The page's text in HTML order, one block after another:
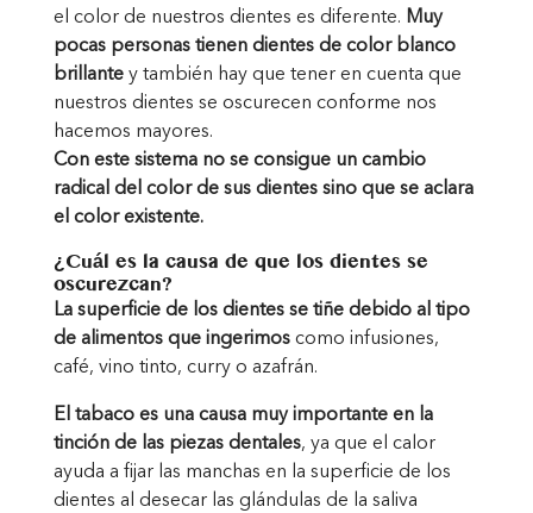
el color de nuestros dientes es diferente. Muy
pocas personas tienen dientes de color blanco
brillantey también hay que tener en cuenta que
nuestros dientes se oscurecen conforme nos
hacemos mayores.
Con este sistema no se consigue un cambio
radical del color de sus dientes sino que se aclara
el color existente.
¿Cuál es la causa de que los dientes se
oscurezcan?
La superficie de los dientes se tiñe debido al tipo
de alimentos que ingerimoscomo infusiones,
café, vino tinto, curry o azafrán.
El tabaco es una causa muy importante en la
tinción de las piezas dentales, ya que el calor
ayuda a fijar las manchas en la superficie de los
dientes al desecar las glándulas de la saliva